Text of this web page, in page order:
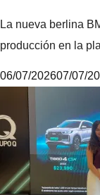
La nueva berlina
producción en la
i
k
06/07/202607/07/